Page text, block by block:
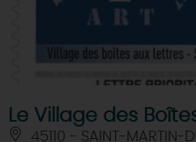
Le Village des
45110 - SAINT-MARTIN-